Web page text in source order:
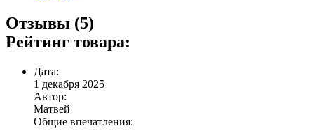
Отзывы (5)
Рейтинг товара:
Дата:
1 декабря 2025
Автор:
Матвей
Общие впечатления: